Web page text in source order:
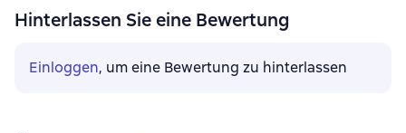
Hinterlassen Sie eine Bewertung
Einloggen, um eine Bewertung zu hinterlassen